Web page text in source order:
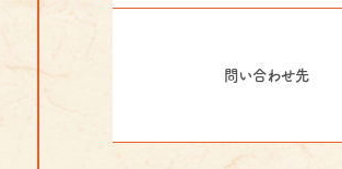
問い合わせ先